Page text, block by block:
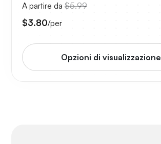
A partire da $5.99
$3.80/per
Opzioni di visualizzazione